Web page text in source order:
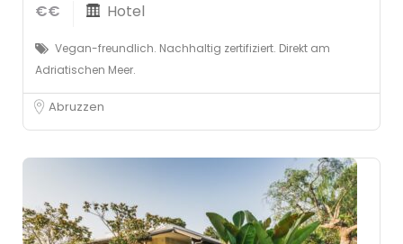
€€ Hotel
Vegan-freundlich. Nachhaltig zertifiziert. Direkt am
Adriatischen Meer.
Abruzzen